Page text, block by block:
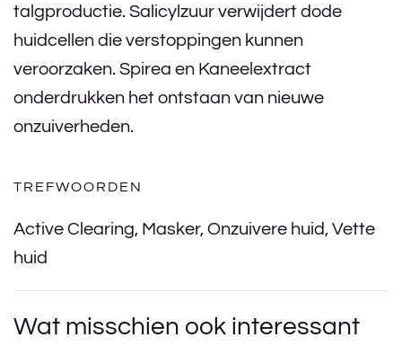
talgproductie. Salicylzuur verwijdert dode
huidcellen die verstoppingen kunnen
veroorzaken. Spirea en Kaneelextract
onderdrukken het ontstaan van nieuwe
onzuiverheden.
TREFWOORDEN
Active Clearing, Masker, Onzuivere huid, Vette
huid
Wat misschien ook interessant